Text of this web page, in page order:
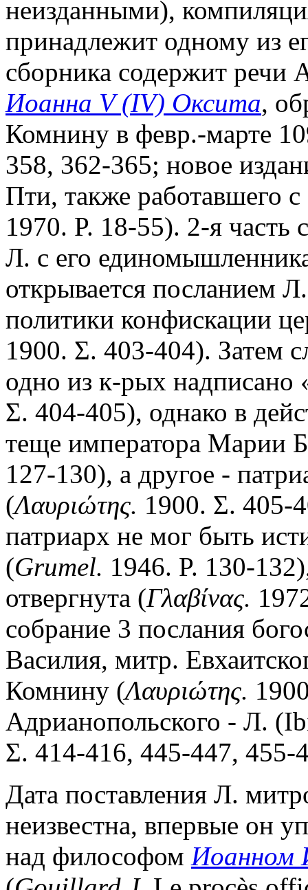
неизданными),
принадлежит одному из
сборника содержит речи
Иоанна V (IV) Оксита,
Комнину в февр.-марте
358, 362-365; новое
Пти, также работавшего
1970. P. 18-55). 2-я часть
Л. с его
открывается посланием
политики конфискации
1900. Σ. 403-404). Затем
одно из к-рых надписано
Σ. 404-405), однако в
теще императора Марии
127-130), а другое -
(Λαυριώτης. 1900. Σ. 405-
патриарх не мог быть
(Grumel. 1946. P. 130-
отвергнута (Γλαβίνας.
собрание 3 послания
Василия, митр.
Комнину (Λαυριώτης.
Адрианопольского - Л.
Σ. 414-416, 445-447, 455-
Дата поставления Л.
неизвестна, впервые он
над философом Иоанном